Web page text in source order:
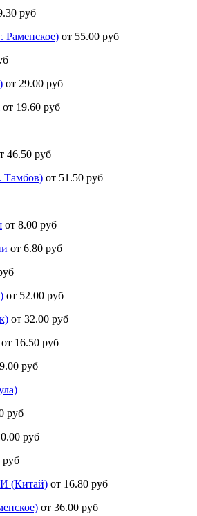
руб
Раменское) от 55.00 руб
от 29.00 руб
от 19.60 руб
46.50 руб
Тамбов) от 51.50 руб
от 8.00 руб
от 6.80 руб
от 52.00 руб
от 32.00 руб
от 16.50 руб
руб
руб
руб
руб
(Китай) от 16.80 руб
от 36.00 руб